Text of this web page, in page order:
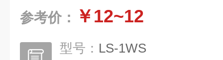
参考价： ￥12~12
型号： LS-1WS